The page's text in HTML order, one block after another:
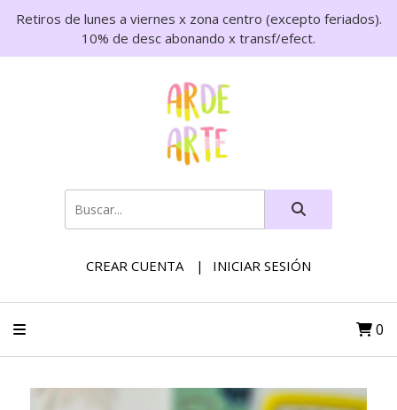
Retiros de lunes a viernes x zona centro (excepto feriados).
10% de desc abonando x transf/efect.
CREAR CUENTA INICIAR SESIÓN
0